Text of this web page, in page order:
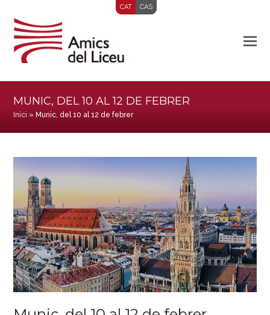
CAT CAS
MUNIC, DEL 10 AL 12 DE FEBRER
Inici » Munic, del 10 al 12 de febrer